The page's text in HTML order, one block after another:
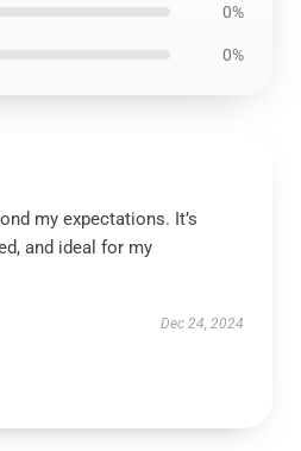
0%
0%
my expectations. It’s
and ideal for my
Dec 24, 2024